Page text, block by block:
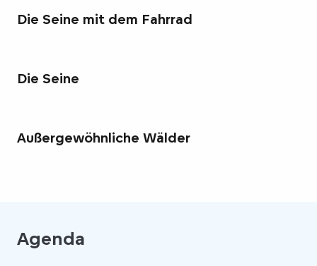
Die Seine mit dem Fahrrad
Die Seine
Außergewöhnliche Wälder
Agenda